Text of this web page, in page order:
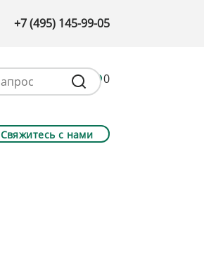
+7 (495) 145-99-05
0
Свяжитесь с нами